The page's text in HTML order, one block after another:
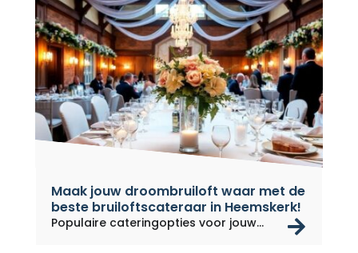
Maak jouw droombruiloft waar met de
beste bruiloftscateraar in Heemskerk!
Populaire cateringopties voor jouw...